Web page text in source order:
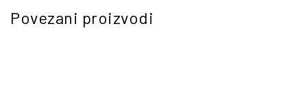
Povezani proizvodi